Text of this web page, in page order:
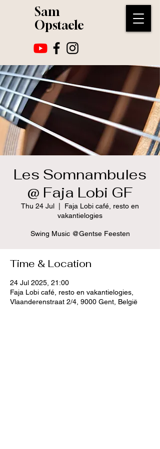
Sam
Opstaele
Les Somnambules
@ Faja Lobi GF
Thu 24 Jul
Faja Lobi café, resto en
vakantielogies
Swing Music @Gentse Feesten
Time & Location
24 Jul 2025, 21:00
Faja Lobi café, resto en vakantielogies,
Vlaanderenstraat 2/4, 9000 Gent, België